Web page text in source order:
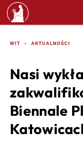
WIT AKTUALNOŚCI
Nasi
Biennale